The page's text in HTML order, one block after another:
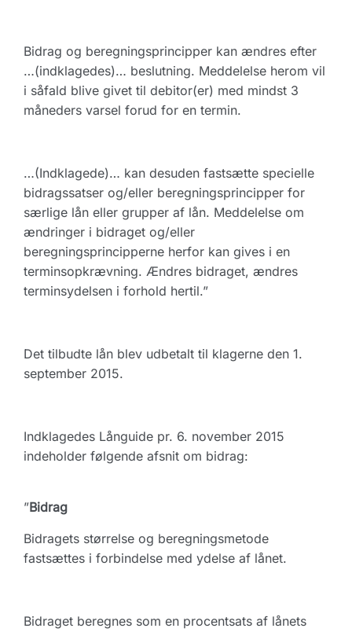
Bidrag og beregningsprincipper kan ændres efter
…(indklagedes)… beslutning. Meddelelse herom vil
i såfald blive givet til debitor(er) med mindst 3
måneders varsel forud for en termin.
…(Indklagede)… kan desuden fastsætte specielle
bidragssatser og/eller beregningsprincipper for
særlige lån eller grupper af lån. Meddelelse om
ændringer i bidraget og/eller
beregningsprincipperne herfor kan gives i en
terminsopkrævning. Ændres bidraget, ændres
terminsydelsen i forhold hertil.”
Det tilbudte lån blev udbetalt til klagerne den 1.
september 2015.
Indklagedes Långuide pr. 6. november 2015
indeholder følgende afsnit om bidrag:
”Bidrag
Bidragets størrelse og beregningsmetode
fastsættes i forbindelse med ydelse af lånet.
Bidraget beregnes som en procentsats af lånets